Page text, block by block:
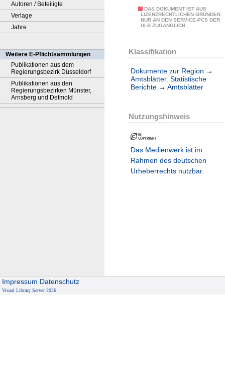
Autoren / Beteiligte
Verlage
Jahre
Weitere E-Pflichtsammlungen
Publikationen aus dem
Regierungsbezirk Düsseldorf
Publikationen aus den
Regierungsbezirken Münster,
Arnsberg und Detmold
DAS DOKUMENT IST AUS
LIZENZRECHTLICHEN GRÜNDEN
NUR AN DEN SERVICE-PCS DER
ULB ZUGÄNGLICH.
Klassifikation
Dokumente zur Region →
Amtsblätter. Statistische
Berichte → Amtsblätter
Nutzungshinweis
Das Medienwerk ist im
Rahmen des deutschen
Urheberrechts nutzbar.
Impressum Datenschutz
Visual Library Server 2026